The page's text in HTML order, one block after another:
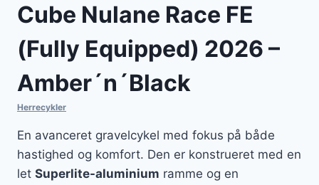
Cube Nulane Race FE
(Fully Equipped) 2026 –
Amber´n´Black
Herrecykler
En avanceret gravelcykel med fokus på både
hastighed og komfort. Den er konstrueret med en
let Superlite-aluminium ramme og en